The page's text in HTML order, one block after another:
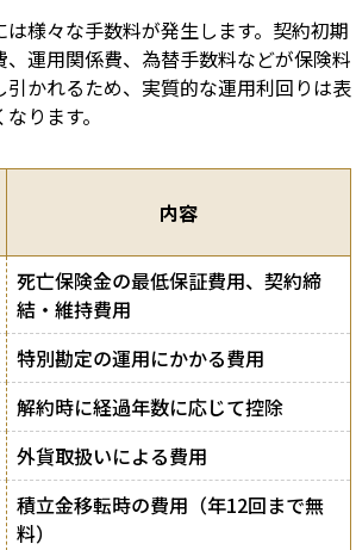
様々な手数料が発生します。契約初期
、運用関係費、為替手数料などが保険料
引かれるため、実質的な運用利回りは表
ります。
内容
死亡保険金の最低保証費用、契約締
結・維持費用
特別勘定の運用にかかる費用
解約時に経過年数に応じて控除
外貨取扱いによる費用
積立金移転時の費用（年12回まで無
料）